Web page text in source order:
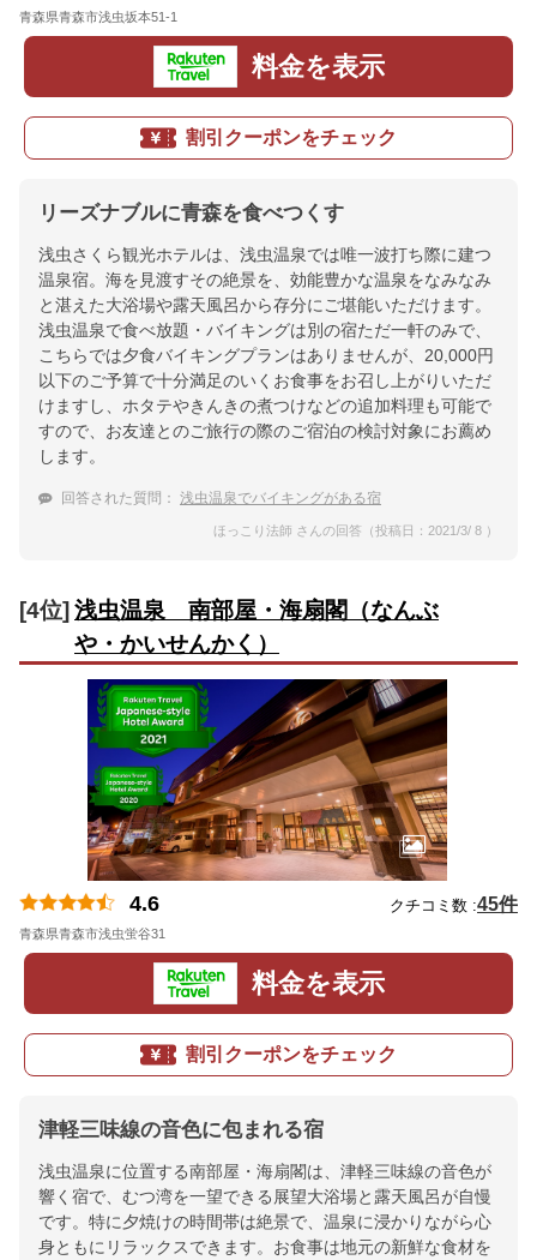
青森県青森市浅虫坂本51-1
料金を表示
割引クーポンをチェック
リーズナブルに青森を食べつくす
浅虫さくら観光ホテルは、浅虫温泉では唯一波打ち際に建つ
温泉宿。海を見渡すその絶景を、効能豊かな温泉をなみなみ
と湛えた大浴場や露天風呂から存分にご堪能いただけます。
浅虫温泉で食べ放題・バイキングは別の宿ただ一軒のみで、
こちらでは夕食バイキングプランはありませんが、20,000円
以下のご予算で十分満足のいくお食事をお召し上がりいただ
けますし、ホタテやきんきの煮つけなどの追加料理も可能で
すので、お友達とのご旅行の際のご宿泊の検討対象にお薦め
します。
回答された質問： 浅虫温泉でバイキングがある宿
ほっこり法師 さんの回答（投稿日：2021/3/ 8 ）
[4位]浅虫温泉 南部屋・海扇閣（なんぶ
や・かいせんかく）
4.6 クチコミ数 :45件
青森県青森市浅虫蛍谷31
料金を表示
割引クーポンをチェック
津軽三味線の音色に包まれる宿
浅虫温泉に位置する南部屋・海扇閣は、津軽三味線の音色が
響く宿で、むつ湾を一望できる展望大浴場と露天風呂が自慢
です。特に夕焼けの時間帯は絶景で、温泉に浸かりながら心
身ともにリラックスできます。お食事は地元の新鮮な食材を